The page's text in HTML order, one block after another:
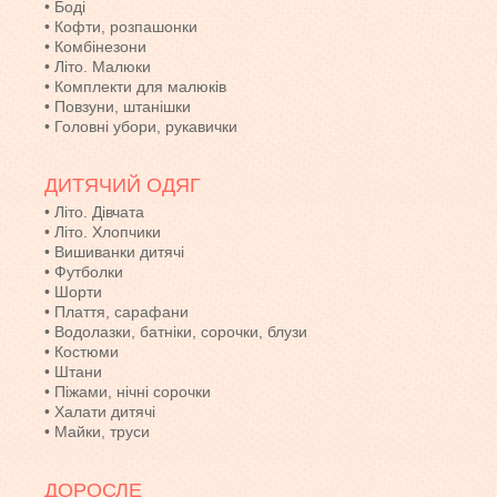
• Боді
• Кофти, розпашонки
• Комбінезони
• Літо. Малюки
• Комплекти для малюків
• Повзуни, штанішки
• Головні убори, рукавички
ДИТЯЧИЙ ОДЯГ
• Літо. Дівчата
• Літо. Хлопчики
• Вишиванки дитячі
• Футболки
• Шорти
• Плаття, сарафани
• Водолазки, батніки, сорочки, блузи
• Костюми
• Штани
• Піжами, нічні сорочки
• Халати дитячі
• Майки, труси
ДОРОСЛЕ